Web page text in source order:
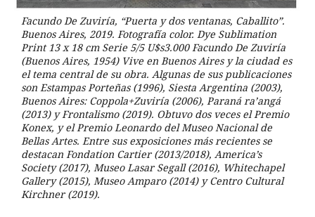
Facundo De Zuviría, “Puerta y dos ventanas, Caballito”.
Buenos Aires, 2019. Fotografía color. Dye Sublimation
Print 13 x 18 cm Serie 5/5 U$s3.000 Facundo De Zuviría
(Buenos Aires, 1954) Vive en Buenos Aires y la ciudad es
el tema central de su obra. Algunas de sus publicaciones
son Estampas Porteñas (1996), Siesta Argentina (2003),
Buenos Aires: Coppola+Zuviría (2006), Paraná ra’angá
(2013) y Frontalismo (2019). Obtuvo dos veces el Premio
Konex, y el Premio Leonardo del Museo Nacional de
Bellas Artes. Entre sus exposiciones más recientes se
destacan Fondation Cartier (2013/2018), America’s
Society (2017), Museo Lasar Segall (2016), Whitechapel
Gallery (2015), Museo Amparo (2014) y Centro Cultural
Kirchner (2019).